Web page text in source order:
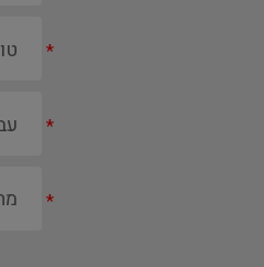
*
*
*